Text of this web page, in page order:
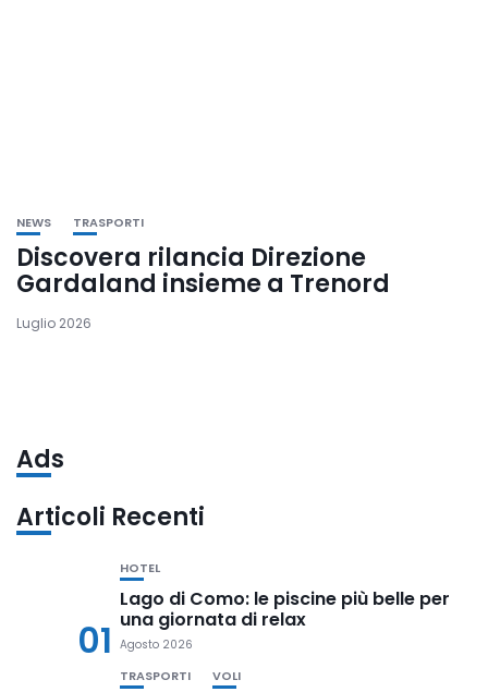
NEWS TRASPORTI
Discovera rilancia Direzione
Gardaland insieme a Trenord
Luglio 2026
Ads
Articoli Recenti
01
HOTEL
Lago di Como: le piscine più belle per
una giornata di relax
Agosto 2026
TRASPORTI VOLI